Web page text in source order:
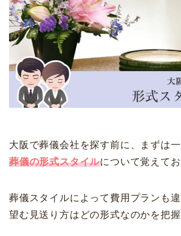
大阪で葬儀会社を探す前に、まずは
葬儀の形式スタイルについて覚えてお
葬儀スタイルによって費用プランも
望む見送り方はどの形式なのかを把握